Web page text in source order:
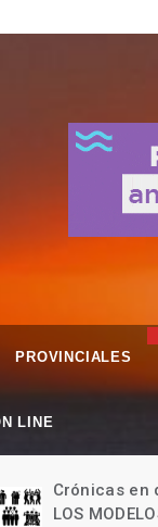
PROVINCIALES
LINE
Crónicas en
LOS